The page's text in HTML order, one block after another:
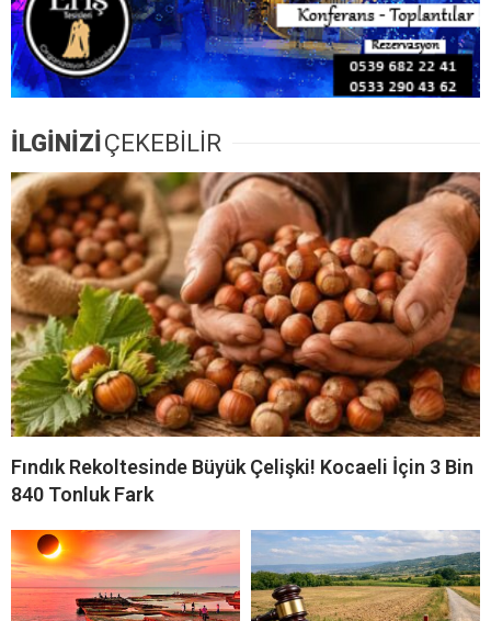
İLGİNİZİÇEKEBİLİR
Fındık Rekoltesinde Büyük Çelişki! Kocaeli İçin 3 Bin
840 Tonluk Fark